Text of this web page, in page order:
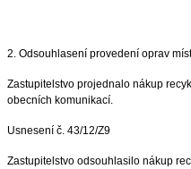
2. Odsouhlasení provedení oprav
Zastupitelstvo projednalo nákup
obecních komunikací.
Usnesení č. 43/12/Z9
Zastupitelstvo odsouhlasilo nákup